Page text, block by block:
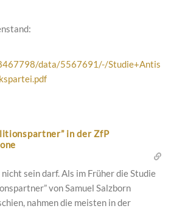
data/5567691/-/Studie+Antis
in der ZfP
sein darf. Als im Früher die Studie
von Samuel Salzborn
nahmen die meisten in der